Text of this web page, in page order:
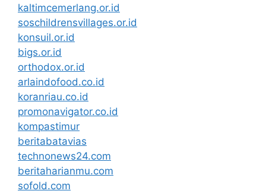
kaltimcemerlang.or.id
soschildrensvillages.or.id
konsuil.or.id
bigs.or.id
orthodox.or.id
arlaindofood.co.id
koranriau.co.id
promonavigator.co.id
kompastimur
beritabatavias
technonews24.com
beritaharianmu.com
sofold.com